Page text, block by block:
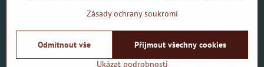
©2026CopyrightPředvolby soukromíZásady ochrany soukromí
Zásady ochrany soukromí
Ukázat podrobnosti
Přijmout všechny cookies
Odmítnout vše